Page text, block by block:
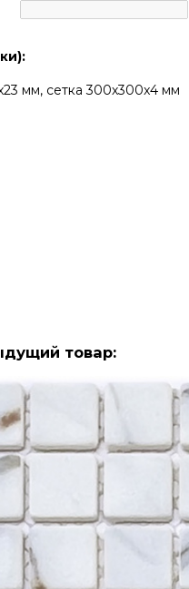
мм, сетка 300х300x4 мм
товар: